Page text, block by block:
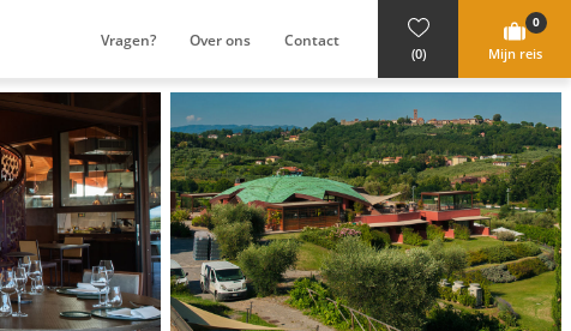
Vragen? Over ons Contact
(0)
0
Mijn reis